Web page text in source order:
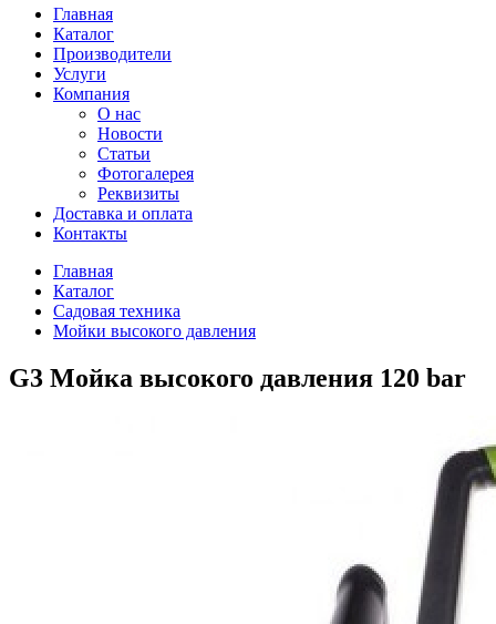
Главная
Каталог
Производители
Услуги
Компания
О нас
Новости
Статьи
Фотогалерея
Реквизиты
Доставка и оплата
Контакты
Главная
Каталог
Садовая техника
Мойки высокого давления
G3 Мойка высокого давления 120 bar